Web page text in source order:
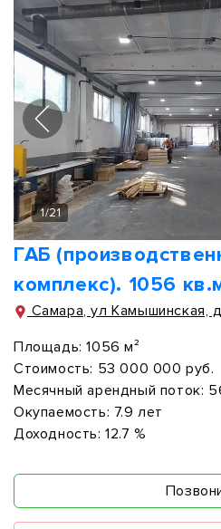
1/21
ГАБ
комплекс). 1056
Самара, ул Камышинская,
Площадь: 1056 м²
Стоимость: 53 000 000 руб.
Месячный арендный поток:
Окупаемость: 7.9 лет
Доходность: 12.7 %